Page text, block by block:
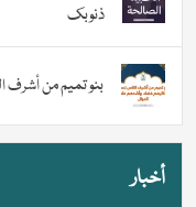
ذنوبك
بنو تميم من أشرف
أخبار